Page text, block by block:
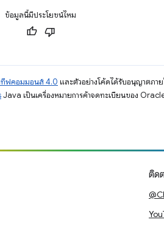
ข้อมูลนี้มีประโยชน์ไหม
ทีฟคอมมอนส์ 4.0 และตัวอย่างโค้ดได้รับอนุญาตภาย
Java เป็นเครื่องหมายการค้าจดทะเบียนของ
ติด